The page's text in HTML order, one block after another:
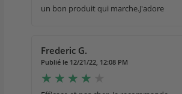
un bon produit qui marche.J'adore
Frederic G.
Publié le 12/21/22, 12:08 PM